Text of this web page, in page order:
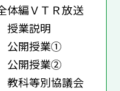
編ＶＴＲ放送
業説明
公開授業①
公開授業②
教科等別協議会